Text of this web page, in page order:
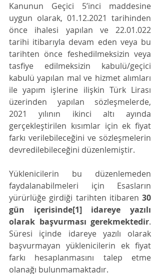
Kanunun Geçici 5’inci maddesine
uygun olarak, 01.12.2021 tarihinden
önce ihalesi yapılan ve 22.01.022
tarihi itibarıyla devam eden veya bu
tarihten önce feshedilmeksizin veya
tasfiye edilmeksizin kabulü/geçici
kabulü yapılan mal ve hizmet alımları
ile yapım işlerine ilişkin Türk Lirası
üzerinden yapılan sözleşmelerde,
2021 yılının ikinci altı ayında
gerçekleştirilen kısımlar için ek fiyat
farkı verilebileceğini ve sözleşmelerin
devredilebileceğini düzenlemiştir.
Yüklenicilerin bu düzenlemeden
faydalanabilmeleri için Esasların
yürürlüğe girdiği tarihten itibaren 30
gün içerisinde[1] idareye yazılı
olarak başvurması gerekmektedir.
Süresi içinde idareye yazılı olarak
başvurmayan yüklenicilerin ek fiyat
farkı hesaplanmasını talep etme
olanağı bulunmamaktadır.